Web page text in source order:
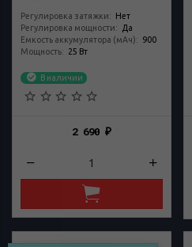
Регулировка затяжки: Нет
Регулировка мощности:
Да
Емкость аккумулятора (мАч): 900
Мощность: 25 Вт
В наличии
2 690₽